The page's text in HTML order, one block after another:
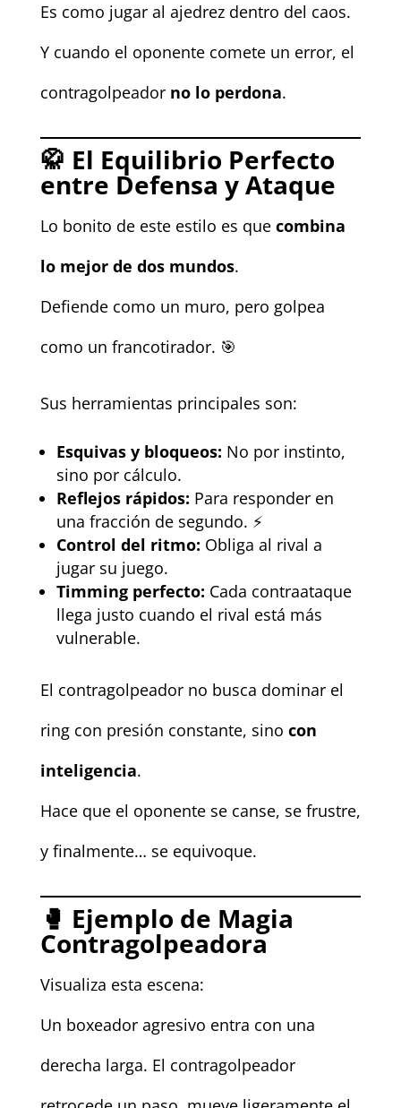
Es como jugar al ajedrez dentro del caos.
Y cuando el oponente comete un error, el
contragolpeador no lo perdona.
🥋 El Equilibrio Perfecto
entre Defensa y Ataque
Lo bonito de este estilo es que combina
lo mejor de dos mundos.
Defiende como un muro, pero golpea
como un francotirador. 🎯
Sus herramientas principales son:
Esquivas y bloqueos: No por instinto,
sino por cálculo.
Reflejos rápidos: Para responder en
una fracción de segundo. ⚡
Control del ritmo: Obliga al rival a
jugar su juego.
Timming perfecto: Cada contraataque
llega justo cuando el rival está más
vulnerable.
El contragolpeador no busca dominar el
ring con presión constante, sino con
inteligencia.
Hace que el oponente se canse, se frustre,
y finalmente… se equivoque.
🥊 Ejemplo de Magia
Contragolpeadora
Visualiza esta escena:
Un boxeador agresivo entra con una
derecha larga. El contragolpeador